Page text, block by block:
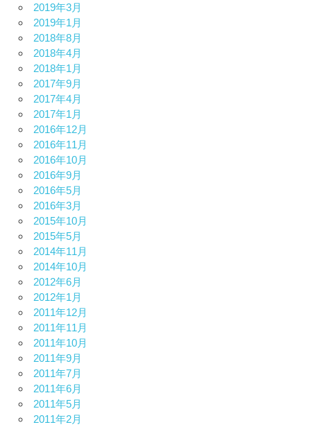
2019年3月
2019年1月
2018年8月
2018年4月
2018年1月
2017年9月
2017年4月
2017年1月
2016年12月
2016年11月
2016年10月
2016年9月
2016年5月
2016年3月
2015年10月
2015年5月
2014年11月
2014年10月
2012年6月
2012年1月
2011年12月
2011年11月
2011年10月
2011年9月
2011年7月
2011年6月
2011年5月
2011年2月